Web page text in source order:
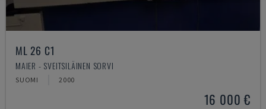
ML 26 C1
MAIER - SVEITSILÄINEN SORVI
SUOMI 2000
16 000 €